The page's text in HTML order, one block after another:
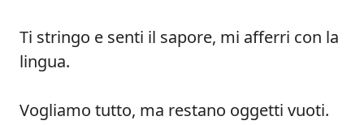
Ti stringo e senti il sapore, mi afferri con la
lingua.
Vogliamo tutto, ma restano oggetti vuoti.